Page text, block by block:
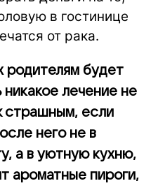
в гостинице
от рака.
родителям будет
лечение не
страшным, если
него не в
а в уютную кухню,
ароматные пироги,